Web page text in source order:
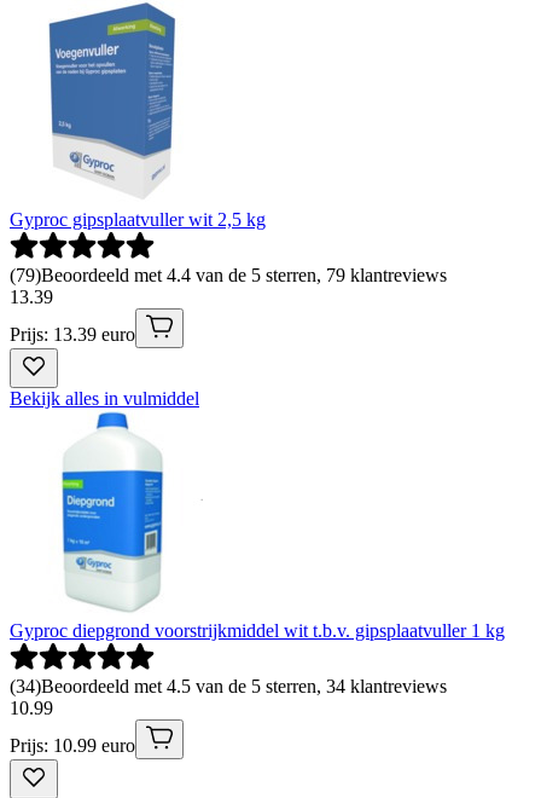
Gyproc gipsplaatvuller wit 2,5 kg
(79)Beoordeeld met 4.4 van de 5 sterren, 79 klantreviews
13.39
Prijs: 13.39 euro
Bekijk alles in vulmiddel
Gyproc diepgrond voorstrijkmiddel wit t.b.v. gipsplaatvuller 1 kg
(34)Beoordeeld met 4.5 van de 5 sterren, 34 klantreviews
10.99
Prijs: 10.99 euro